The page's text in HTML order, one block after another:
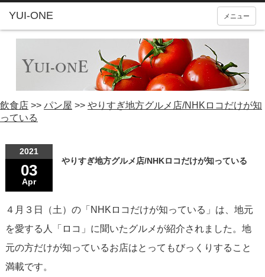
YUI-ONE メニュー
飲食店 >> パン屋 >> やりすぎ地方グルメ店/NHKロコだけが知
っている
2021
03
Apr
やりすぎ地方グルメ店/NHKロコだけが知っている
４月３日（土）の「NHKロコだけが知っている」は、地元
を愛する人「ロコ」に聞いたグルメが紹介されました。地
元の方だけが知っているお店はとってもびっくりすること
満載です。